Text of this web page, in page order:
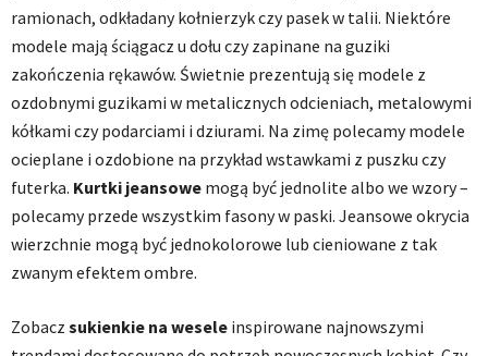
ramionach, odkładany kołnierzyk czy pasek w talii. Niektóre
modele mają ściągacz u dołu czy zapinane na guziki
zakończenia rękawów. Świetnie prezentują się modele z
ozdobnymi guzikami w metalicznych odcieniach, metalowymi
kółkami czy podarciami i dziurami. Na zimę polecamy modele
ocieplane i ozdobione na przykład wstawkami z puszku czy
futerka. Kurtki jeansowe mogą być jednolite albo we wzory –
polecamy przede wszystkim fasony w paski. Jeansowe okrycia
wierzchnie mogą być jednokolorowe lub cieniowane z tak
zwanym efektem ombre.
Zobacz sukienkie na wesele inspirowane najnowszymi